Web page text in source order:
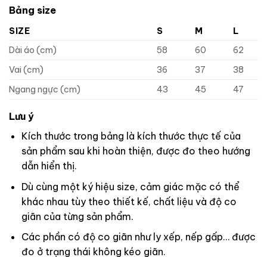
Bảng size
SIZE S M
L
Dài áo (cm)
58 60
62
Vai (cm)
36 37
38
Ngang ngực (cm)
43 45 47
Lưu ý
Kích thước trong bảng là kích thước thực tế của
sản phẩm sau khi hoàn thiện, được đo theo hướng
dẫn hiển thị.
Dù cùng một ký hiệu size, cảm giác mặc có thể
khác nhau tùy theo thiết kế, chất liệu và độ co
giãn của từng sản phẩm.
Các phần có độ co giãn như ly xếp, nếp gấp… được
đo ở trạng thái không kéo giãn.